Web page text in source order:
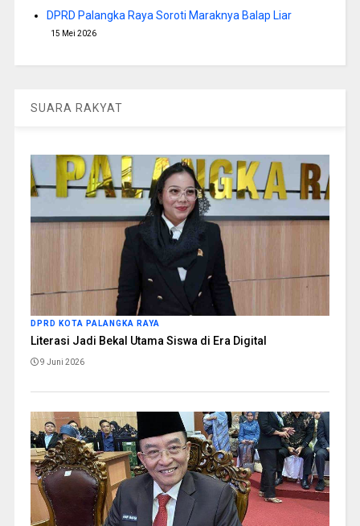
DPRD Palangka Raya Soroti Maraknya Balap Liar
15 Mei 2026
SUARA RAKYAT
DPRD KOTA PALANGKA RAYA
Literasi Jadi Bekal Utama Siswa di Era Digital
9 Juni 2026